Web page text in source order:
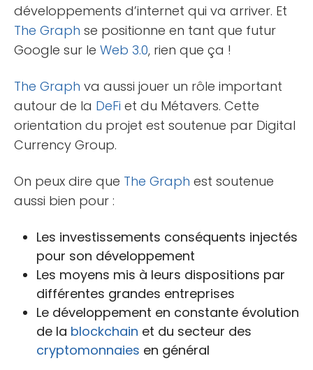
développements d’internet qui va arriver. Et
The Graph se positionne en tant que futur
Google sur le Web 3.0, rien que ça !
The Graph va aussi jouer un rôle important
autour de la DeFi et du Métavers. Cette
orientation du projet est soutenue par Digital
Currency Group.
On peux dire que The Graph est soutenue
aussi bien pour :
Les investissements conséquents injectés
pour son développement
Les moyens mis à leurs dispositions par
différentes grandes entreprises
Le développement en constante évolution
de la blockchain et du secteur des
cryptomonnaies en général